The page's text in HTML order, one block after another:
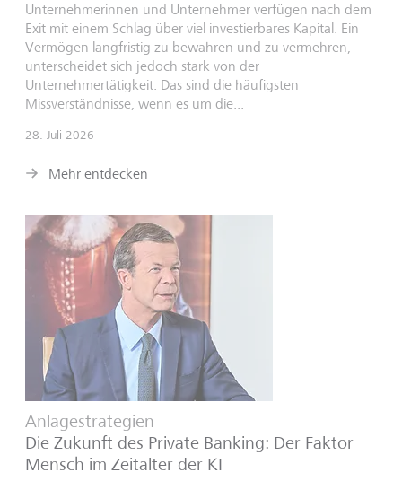
Unternehmerinnen und Unternehmer verfügen nach dem
Exit mit einem Schlag über viel investierbares Kapital. Ein
Vermögen langfristig zu bewahren und zu vermehren,
unterscheidet sich jedoch stark von der
Unternehmertätigkeit. Das sind die häufigsten
Missverständnisse, wenn es um die...
28. Juli 2026
Mehr entdecken
Anlagestrategien
Die Zukunft des Private Banking: Der Faktor
Mensch im Zeitalter der KI